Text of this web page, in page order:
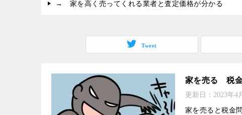
→ 家を高く売ってくれる業者と査定価格が分かる
Tweet
家を売る 税
更新日： 2023年4
家を売ると税金